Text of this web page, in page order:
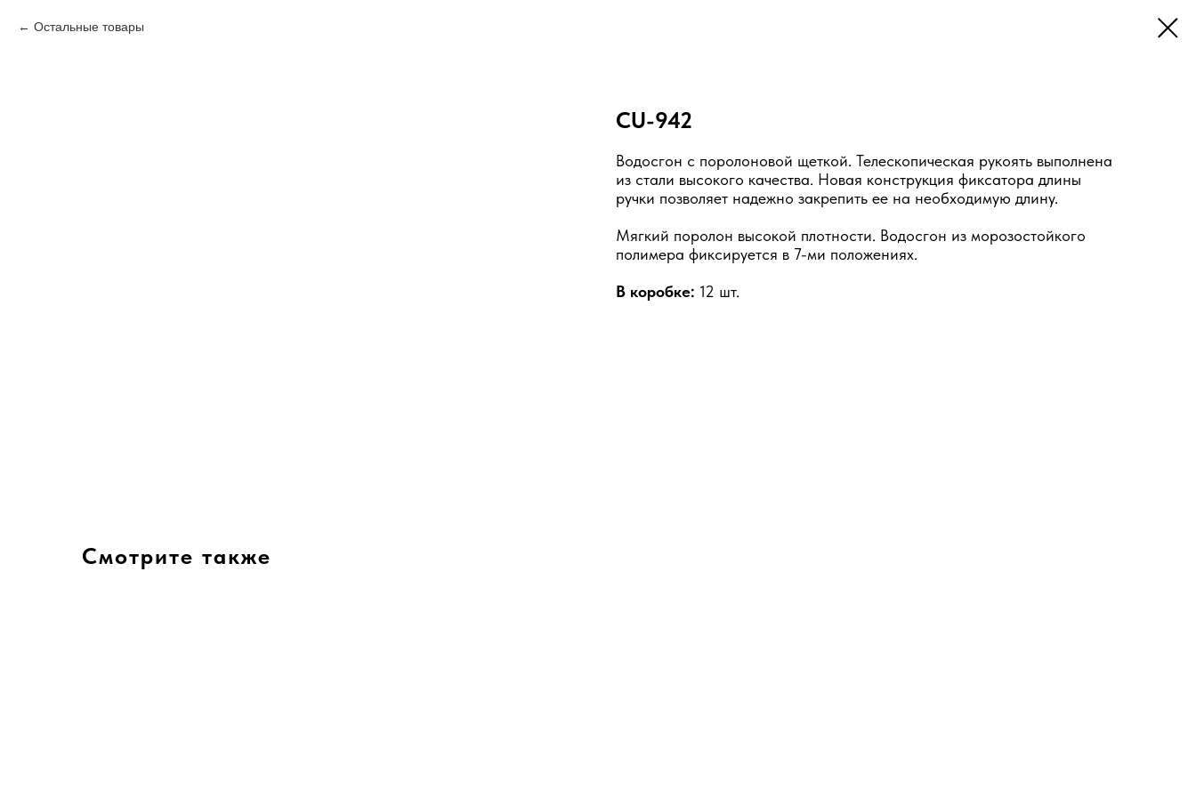
Остальные товары
CU-942
Водосгон с поролоновой щеткой. Телескопическая рукоять выполнена
из стали высокого качества. Новая конструкция фиксатора длины
ручки позволяет надежно закрепить ее на необходимую длину.
Мягкий поролон высокой плотности. Водосгон из морозостойкого
полимера фиксируется в 7-ми положениях.
В коробке: 12 шт.
Смотрите также